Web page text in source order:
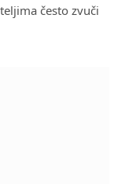
često zvuči